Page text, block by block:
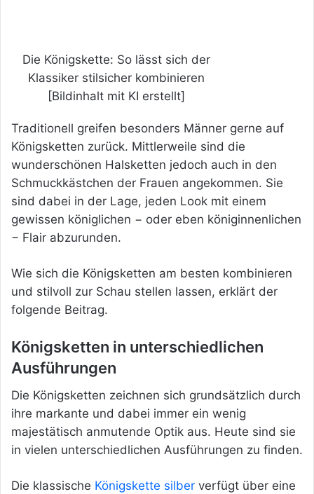
Die Königskette: So lässt sich der
Klassiker stilsicher kombinieren
[Bildinhalt mit KI erstellt]
Traditionell greifen besonders Männer gerne auf
Königsketten zurück. Mittlerweile sind die
wunderschönen Halsketten jedoch auch in den
Schmuckkästchen der Frauen angekommen. Sie
sind dabei in der Lage, jeden Look mit einem
gewissen königlichen − oder eben königinnenlichen
− Flair abzurunden.
Wie sich die Königsketten am besten kombinieren
und stilvoll zur Schau stellen lassen, erklärt der
folgende Beitrag.
Königsketten in unterschiedlichen
Ausführungen
Die Königsketten zeichnen sich grundsätzlich durch
ihre markante und dabei immer ein wenig
majestätisch anmutende Optik aus. Heute sind sie
in vielen unterschiedlichen Ausführungen zu finden.
Die klassische Königskette silber verfügt über eine